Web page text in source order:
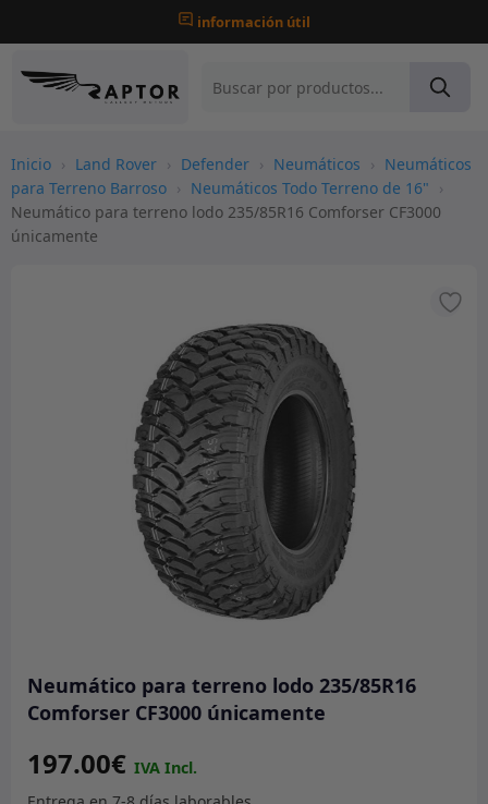
información útil
Inicio › Land Rover › Defender › Neumáticos › Neumáticos
para Terreno Barroso › Neumáticos Todo Terreno de 16" ›
Neumático para terreno lodo 235/85R16 Comforser CF3000
únicamente
Neumático para terreno lodo 235/85R16
Comforser CF3000 únicamente
197.00€